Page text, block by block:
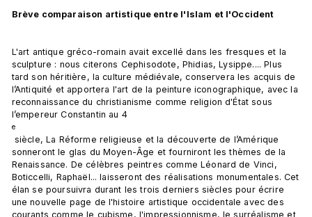
Brève comparaison artistique entre l'Islam et l'Occident
L'art antique gréco-romain avait excellé dans les fresques et la
sculpture : nous citerons Cephisodote, Phidias, Lysippe.... Plus
tard son héritière, la culture médiévale, conservera les acquis de
l’Antiquité et apportera l'art de la peinture iconographique, avec la
reconnaissance du christianisme comme religion d'État sous
l’empereur Constantin au 4
e
sonneront le glas du Moyen-Âge et fourniront les thèmes de la
Renaissance. De célèbres peintres comme Léonard de Vinci,
Boticcelli, Raphaël... laisseront des réalisations monumentales. Cet
élan se poursuivra durant les trois derniers siècles pour écrire
une nouvelle page de l'histoire artistique occidentale avec des
courants comme le cubisme, l'impressionnisme, le surréalisme et